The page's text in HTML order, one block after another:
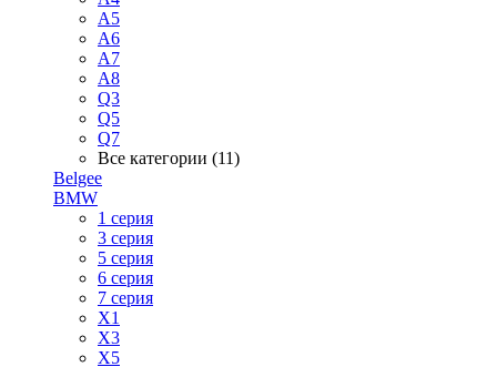
A5
A6
A7
A8
Q3
Q5
Q7
Все категории (11)
Belgee
BMW
1 серия
3 серия
5 серия
6 серия
7 серия
X1
X3
X5